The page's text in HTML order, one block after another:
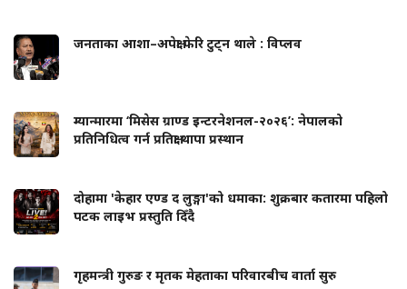
जनताका आशा–अपेक्षा फेरि टुट्न थाले : विप्लव
म्यान्मारमा ‘मिसेस ग्राण्ड इन्टरनेशनल-२०२६’: नेपालको
प्रतिनिधित्व गर्न प्रतिक्षा थापा प्रस्थान
दोहामा 'केहार एण्ड द लुङ्गा'को धमाका: शुक्रबार कतारमा पहिलो
पटक लाइभ प्रस्तुति दिँदै
गृहमन्त्री गुरुङ र मृतक मेहताका परिवारबीच वार्ता सुरु